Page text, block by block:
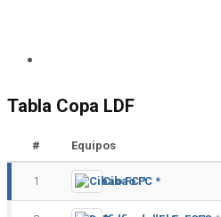
Tabla Copa LDF
# Equipos
1 Cibao FC *